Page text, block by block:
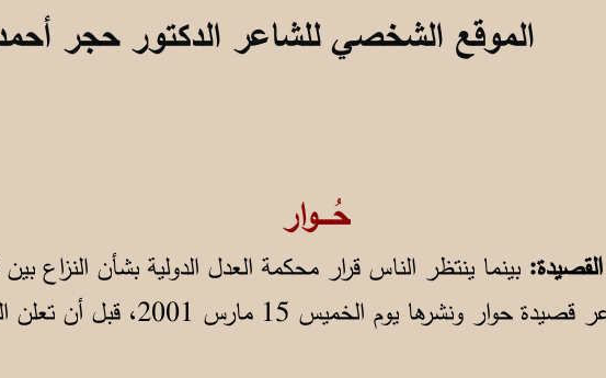
الموقع الشخصي للشاعر الدكتور حجر
بينما ينتظر الناس قرار محكمة العدل الدولية بشأن النزاع